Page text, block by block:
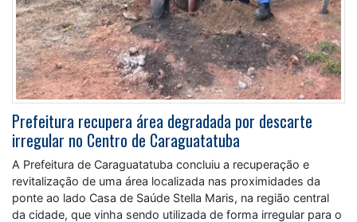
Prefeitura recupera área degradada por descarte
irregular no Centro de Caraguatatuba
A Prefeitura de Caraguatatuba concluiu a recuperação e
revitalização de uma área localizada nas proximidades da
ponte ao lado Casa de Saúde Stella Maris, na região central
da cidade, que vinha sendo utilizada de forma irregular para o